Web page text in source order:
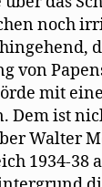
noch
von
mit
Dem ist
Walter
1934-38